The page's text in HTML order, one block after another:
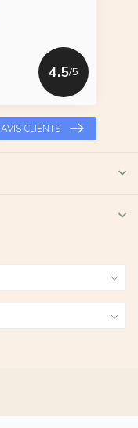
4.5/5
AVIS CLIENTS